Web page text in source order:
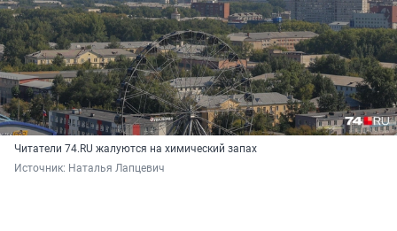
Читатели 74.RU жалуются на химический запах
Источник: Наталья Лапцевич